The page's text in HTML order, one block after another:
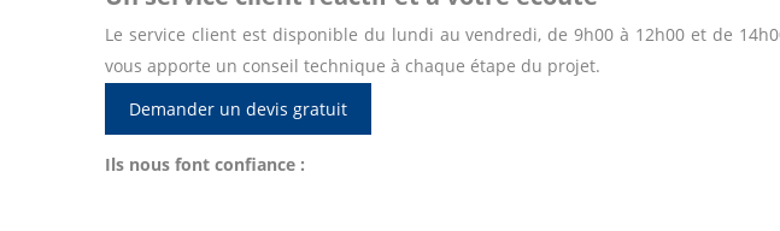
Le service client est disponible du lundi au vendredi, de 9h00 à 12h00 et de
vous apporte un conseil technique à chaque étape du projet.
Demander un devis gratuit
Ils nous font confiance :